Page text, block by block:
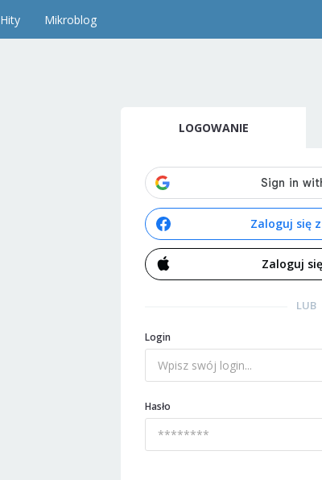
Hity Mikroblog
LOGOWANIE
Zaloguj się
Zaloguj
LUB
Login
Hasło